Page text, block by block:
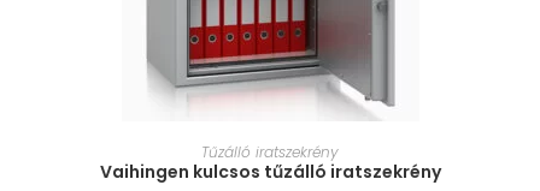
MÉRET VÁLASZTÁSA
Tűzálló iratszekrény
Vaihingen kulcsos tűzálló iratszekrény